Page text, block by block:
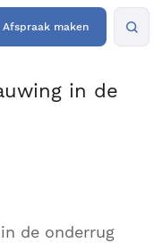
Afspraak maken
in de
de onderrug